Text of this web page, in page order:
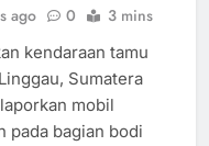
ago 0 3 mins
kendaraan tamu
Sumatera
mobil
pada bagian bodi